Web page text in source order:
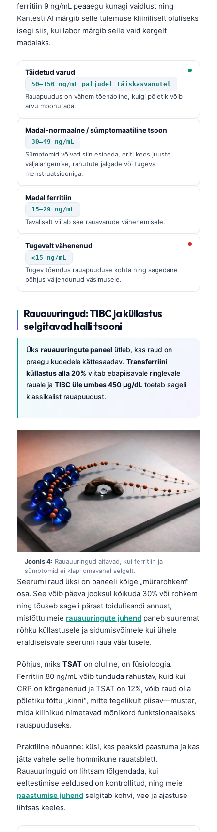
ferritiin 9 ng/mL peaaegu kunagi vaidlust ning
Kantesti AI märgib selle tulemuse kliiniliselt oluliseks
isegi siis, kui labor märgib selle vaid kergelt
madalaks.
Täidetud varud
50–150 ng/mL paljudel täiskasvanutel
Rauapuudus on vähem tõenäoline, kuigi põletik võib
arvu moonutada.
Madal-normaalne / sümptomaatiline tsoon
30–49 ng/mL
Sümptomid võivad siin esineda, eriti koos juuste
väljalangemise, rahutute jalgade või tugeva
menstruatsiooniga.
Madal ferritiin
15–29 ng/mL
Tavaliselt viitab see rauavarude vähenemisele.
Tugevalt vähenenud
<15 ng/mL
Tugev tõendus rauapuuduse kohta ning sagedane
põhjus väljendunud väsimusele.
Rauauuringud: TIBC ja küllastus
selgitavad halli tsooni
Üks rauauuringute paneel ütleb, kas raud on
praegu kudedele kättesaadav. Transferriini
küllastus alla 20% viitab ebapiisavale ringlevale
rauale ja TIBC üle umbes 450 µg/dL toetab sageli
klassikalist rauapuudust.
Joonis 4: Rauauuringud aitavad, kui ferritiin ja
sümptomid ei klapi omavahel selgelt.
Seerumi raud üksi on paneeli kõige „mürarohkem“
osa. See võib päeva jooksul kõikuda 30% või rohkem
ning tõuseb sageli pärast toidulisandi annust,
mistõttu meie rauauuringute juhend paneb suuremat
rõhku küllastusele ja sidumisvõimele kui ühele
eraldiseisvale seerumi raua väärtusele.
Põhjus, miks TSAT on oluline, on füsioloogia.
Ferritiin 80 ng/mL võib tunduda rahustav, kuid kui
CRP on kõrgenenud ja TSAT on 12%, võib raud olla
põletiku tõttu „kinni“, mitte tegelikult piisav—muster,
mida kliinikud nimetavad mõnikord funktsionaalseks
rauapuuduseks.
Praktiline nõuanne: küsi, kas peaksid paastuma ja kas
jätta vahele selle hommikune rauatablett.
Rauauuringuid on lihtsam tõlgendada, kui
eeltestimise eeldused on kontrollitud, ning meie
paastumise juhend selgitab kohvi, vee ja ajastuse
lihtsas keeles.